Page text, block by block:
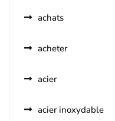
achats
acheter
acier
acier inoxydable